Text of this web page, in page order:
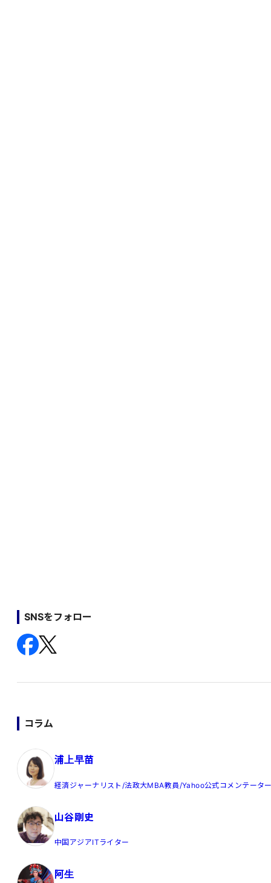
SNSをフォロー
コラム
浦上早苗
経済ジャーナリスト/法政大MBA教員/Yahoo公式コメンテータ
山谷剛史
中国アジアITライター
阿生